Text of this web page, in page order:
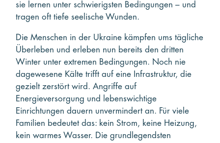
sie lernen unter schwierigsten Bedingungen – und
tragen oft tiefe seelische Wunden.
Die Menschen in der Ukraine kämpfen ums tägliche
Überleben und erleben nun bereits den dritten
Winter unter extremen Bedingungen. Noch nie
dagewesene Kälte trifft auf eine Infrastruktur, die
gezielt zerstört wird. Angriffe auf
Energieversorgung und lebenswichtige
Einrichtungen dauern unvermindert an. Für viele
Familien bedeutet das: kein Strom, keine Heizung,
kein warmes Wasser. Die grundlegendsten